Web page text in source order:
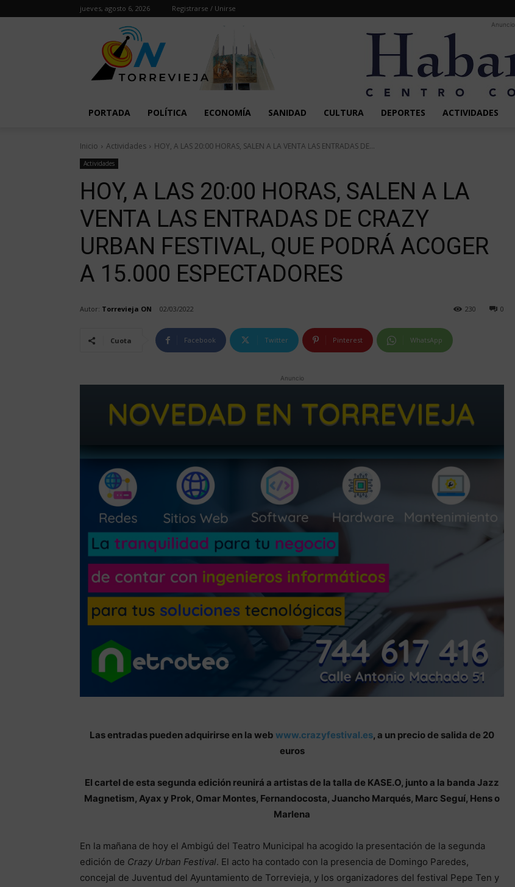
jueves, agosto 6, 2026 Registrarse / Unirse
Anuncio
PORTADA POLÍTICA ECONOMÍA SANIDAD CULTURA DEPORTES ACTIVIDADES
Inicio Actividades HOY, A LAS 20:00 HORAS, SALEN A LA VENTA LAS ENTRADAS DE...
Actividades
HOY, A LAS 20:00 HORAS, SALEN A LA
VENTA LAS ENTRADAS DE CRAZY
URBAN FESTIVAL, QUE PODRÁ ACOGER
A 15.000 ESPECTADORES
Autor: Torrevieja ON 02/03/2022 0
230
Cuota Facebook Twitter Pinterest WhatsApp
Anuncio
Las entradas pueden adquirirse en la web www.crazyfestival.es, a un precio de salida de 20
euros
El cartel de esta segunda edición reunirá a artistas de la talla de KASE.O, junto a la banda Jazz
Magnetism, Ayax y Prok, Omar Montes, Fernandocosta, Juancho Marqués, Marc Seguí, Hens o
Marlena
En la mañana de hoy el Ambigú del Teatro Municipal ha acogido la presentación de la segunda
edición de Crazy Urban Festival. El acto ha contado con la presencia de Domingo Paredes,
concejal de Juventud del Ayuntamiento de Torrevieja, y los organizadores del festival Pepe Ten y